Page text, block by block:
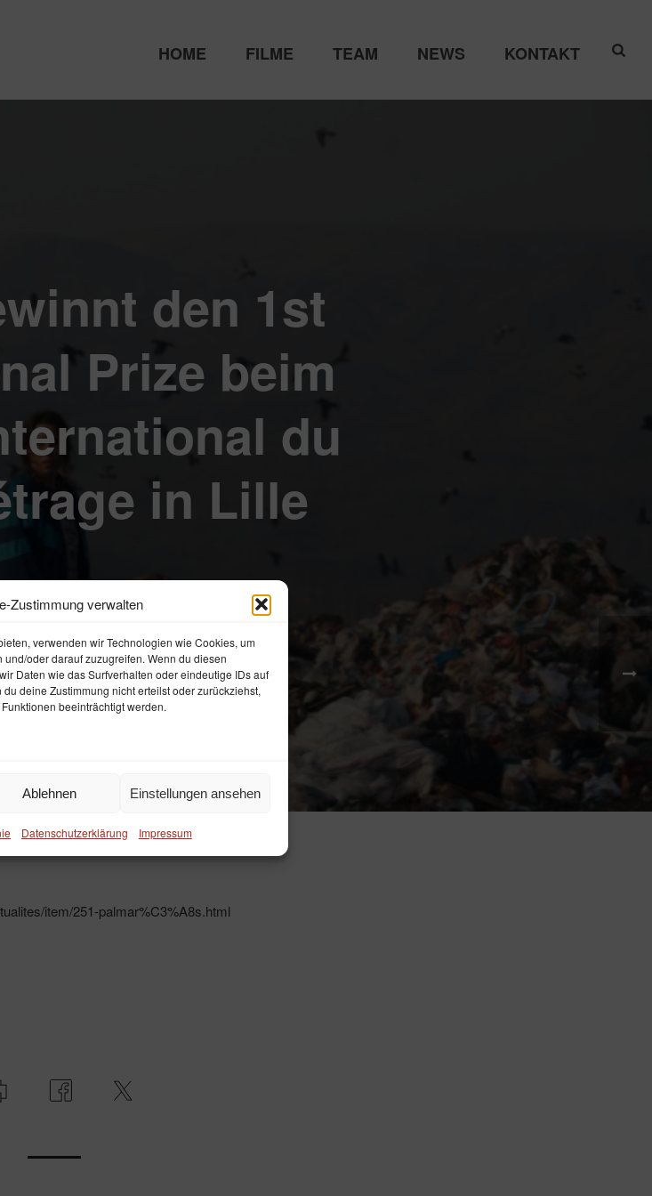
Zustimmung verwalten
verwenden wir Technologien wie Cookies, um
oder darauf zuzugreifen. Wenn du diesen
Daten wie das Surfverhalten oder eindeutige IDs auf
deine Zustimmung nicht erteilst oder zurückziehst,
beeinträchtigt werden.
Ablehnen Einstellungen ansehen
Datenschutzerklärung Impressum
HOME FILME TEAM NEWS KONTAKT
den 1st
Prize beim
du
in Lille
Byelsani & neary
item/251-palmar%C3%A8s.html